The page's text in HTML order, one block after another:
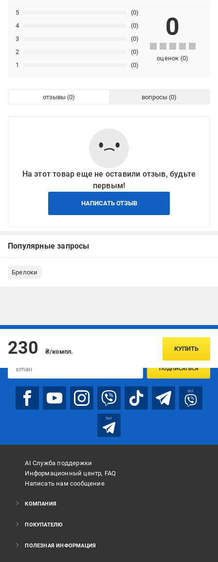
1 (0)
2 (0)
3 (0)
4 (0)
5 (0)
0
оценок (0)
отзывы вопросы
На этот товар еще не оставили отзыв, будьте
первым!
НАПИСАТЬ ОТЗЫВ
Популярные запросы
Брелоки
230 ₴/компл. КУПИТЬ
Подписывайтесь, чтобы узнавать первым об акцияx и
ПОДПИСАТЬСЯ
bot
bot
AI Служба поддержки
Информационный центр, FAQ
Написать нам сообщение
КОМПАНИЯ
ПОКУПАТЕЛЮ
ПОЛЕЗНАЯ ИНФОРМАЦИЯ